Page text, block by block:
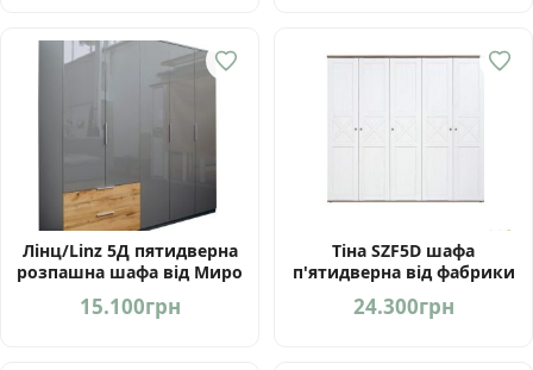
Лінц/Linz 5Д пятидверна
розпашна шафа від Миро
Марк Україна
15.100грн
Тіна SZF5D шафа
п'ятидверна від фабрики
Gerbor
24.300грн